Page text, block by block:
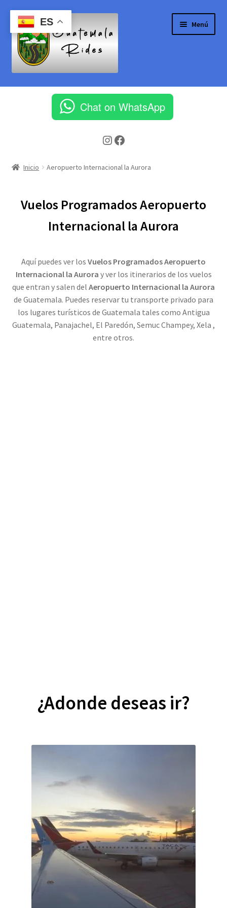
a
navegación
al
contenido
Menú
Inicio
Aeropuerto Internacional la Aurora
Cart
Client Portal
My account
Chat on WhatsApp
Instagram
Facebook
Inicio Aeropuerto Internacional la Aurora
Vuelos Programados Aeropuerto
Internacional la Aurora
Aquí puedes ver los Vuelos Programados Aeropuerto
Internacional la Aurora y ver los itinerarios de los vuelos
que entran y salen del Aeropuerto Internacional la Aurora
de Guatemala. Puedes reservar tu transporte privado para
los lugares turísticos de Guatemala tales como Antigua
Guatemala, Panajachel, El Paredón, Semuc Champey, Xela ,
entre otros.
¿Adonde deseas ir?
ES